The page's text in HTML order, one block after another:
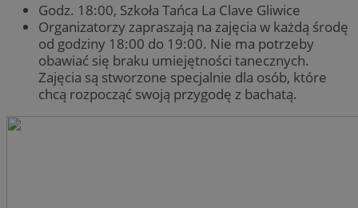
Godz. 18:00, Szkoła Tańca La Clave Gliwice
Organizatorzy zapraszają na zajęcia w każdą środę
od godziny 18:00 do 19:00. Nie ma potrzeby
obawiać się braku umiejętności tanecznych.
Zajęcia są stworzone specjalnie dla osób, które
chcą rozpocząć swoją przygodę z bachatą.